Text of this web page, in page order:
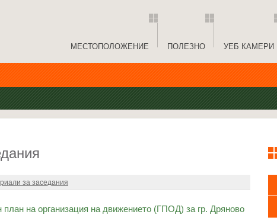
МЕСТОПОЛОЖЕНИЕ ПОЛЕЗНО УЕБ КАМЕРИ
за заседания
план на организация на движението (ГПОД) за гр. Дряново